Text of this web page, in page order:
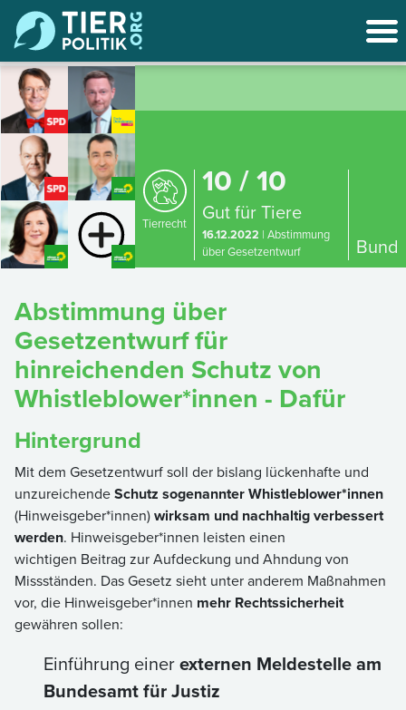
Tierrecht
10 / 10
Gut für Tiere
16.12.2022 | Abstimmung
über Gesetzentwurf
Bund
Abstimmung über
Gesetzentwurf für
hinreichenden Schutz von
Whistleblower*innen - Dafür
Hintergrund
Mit dem Gesetzentwurf soll der bislang lückenhafte und
unzureichendeSchutz sogenannter Whistleblower*innen
(Hinweisgeber*innen)wirksam und nachhaltig verbessert
werden. Hinweisgeber*innen leisten einen
wichtigen Beitrag zur Aufdeckung und Ahndung von
Missständen. Das Gesetz sieht unter anderem Maßnahmen
vor, die Hinweisgeber*innen mehr Rechtssicherheit
gewähren sollen:
Einführung einerexternen Meldestelle am
Bundesamt für Justiz